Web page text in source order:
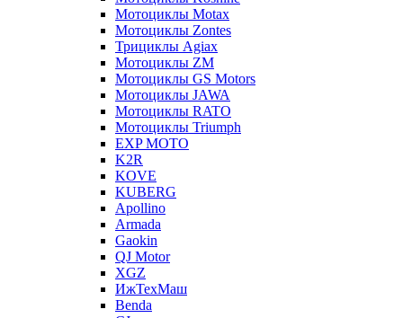
Мотоциклы Motax
Мотоциклы Zontes
Трициклы Agiax
Мотоциклы ZM
Мотоциклы GS Motors
Мотоциклы JAWA
Мотоциклы RATO
Мотоциклы Triumph
EXP MOTO
K2R
KOVE
KUBERG
Apollino
Armada
Gaokin
QJ Motor
XGZ
ИжТехМаш
Benda